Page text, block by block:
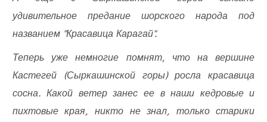
удивительное предание шорского народа под
названием "Красавица Карагай".
Теперь уже немногие помнят, что на вершине
Кастегей (Сыркашинской горы) росла красавица
сосна. Какой ветер занес ее в наши кедровые и
пихтовые края, никто не знал, только старики